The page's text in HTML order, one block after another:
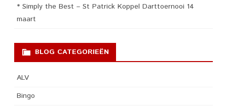
* Simply the Best – St Patrick Koppel Darttoernooi 14
maart
BLOG CATEGORIEËN
ALV
Bingo